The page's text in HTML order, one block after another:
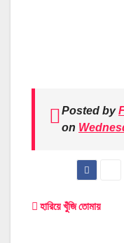
Posted by
on
Post
হারিয়ে খুঁজি তোমায়